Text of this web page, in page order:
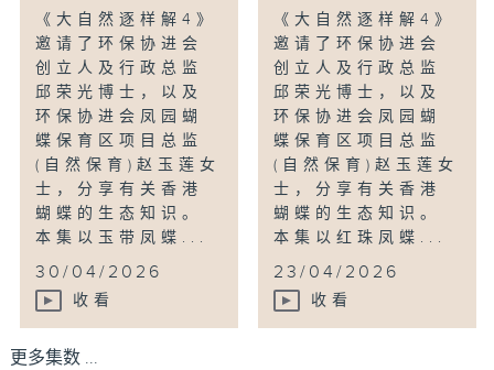
《大自然逐样解4》
邀请了环保协进会
创立人及行政总监
邱荣光博士，以及
环保协进会凤园蝴
蝶保育区项目总监
(自然保育)赵玉莲女
士，分享有关香港
蝴蝶的生态知识。
本集以玉带凤蝶...
30/04/2026
收看
《大自然逐样解4》
邀请了环保协进会
创立人及行政总监
邱荣光博士，以及
环保协进会凤园蝴
蝶保育区项目总监
(自然保育)赵玉莲女
士，分享有关香港
蝴蝶的生态知识。
本集以红珠凤蝶...
23/04/2026
收看
更多集数 ...